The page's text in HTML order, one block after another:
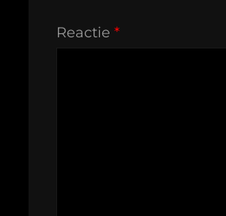
Reactie *